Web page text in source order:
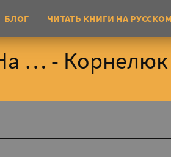
БЛОГ ЧИТАТЬ КНИГИ НА
… - Корнелюк